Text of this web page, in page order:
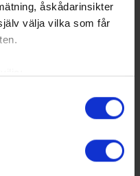
åskådarinsikter
välja vilka som får
på upp till flera meter
uppgifter